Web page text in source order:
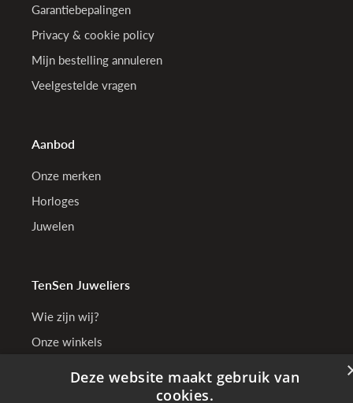
Garantiebepalingen
Privacy & cookie policy
Mijn bestelling annuleren
Veelgestelde vragen
Aanbod
Onze merken
Horloges
Juwelen
TenSen Juweliers
Wie zijn wij?
Onze winkels
Deze website maakt gebruik van
cookies.